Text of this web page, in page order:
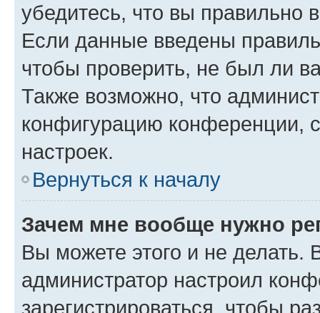
убедитесь, что вы правильно
Если данные введены
чтобы проверить, не был ли
Также возможно, что
конфигурацию конференции,
настроек.
Вернуться к началу
Зачем мне вообще нужно
Вы можете этого и не делать.
администратор настроил
зарегистрироваться, чтобы